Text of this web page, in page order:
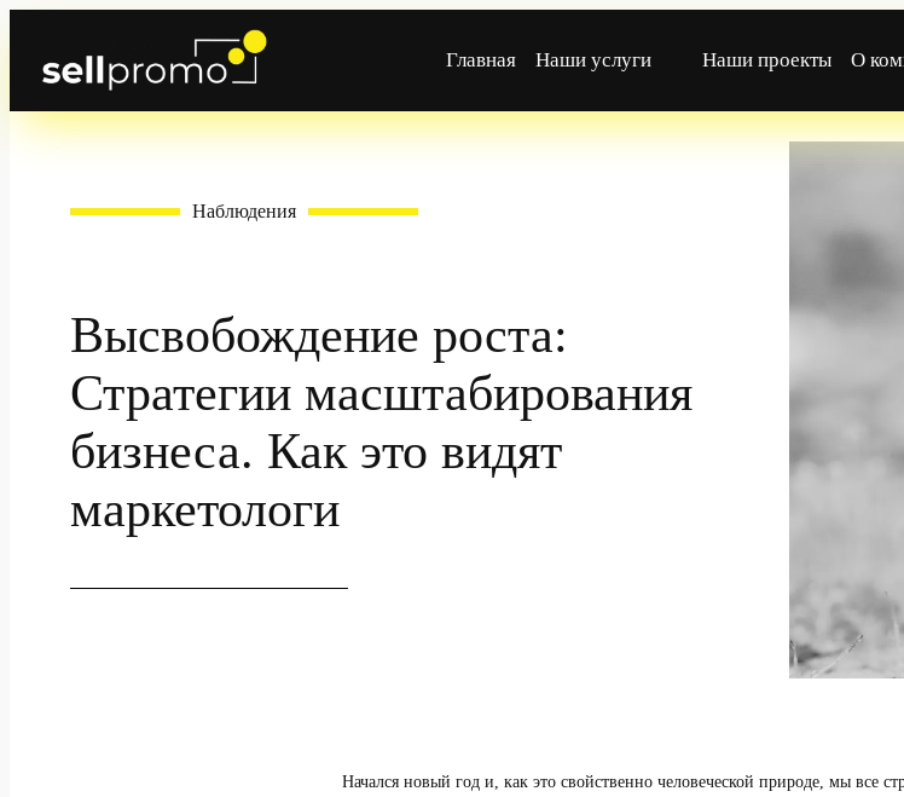
содержимому
Главная Наши услуги Наши проекты О
Наблюдения
Высвобождение роста:
Стратегии масштабирования
бизнеса. Как это видят
маркетологи
Начался новый год и, как это свойственно человеческой природе, мы все